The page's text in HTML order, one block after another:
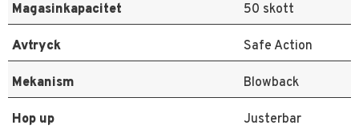
Magasinkapacitet 50 skott
Avtryck Safe Action
Mekanism Blowback
Hop up Justerbar